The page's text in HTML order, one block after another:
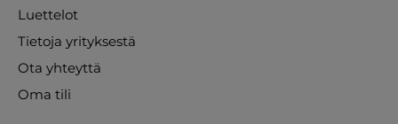
Luettelot
Tietoja yrityksestä
Ota yhteyttä
Oma tili